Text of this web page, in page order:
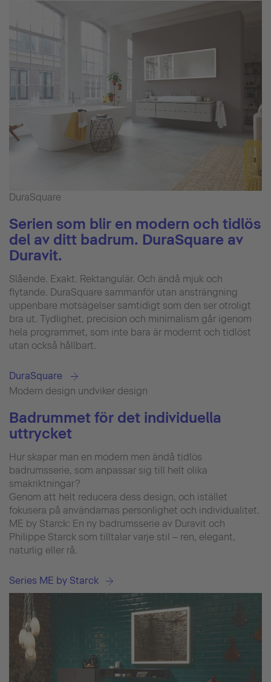
DuraSquare
Serien som blir en modern och tidlös
del av ditt badrum. DuraSquare av
Duravit.
Slående. Exakt. Rektangulär. Och ändå mjuk och
flytande. DuraSquare sammanför utan ansträngning
uppenbare motsägelser samtidigt som den ser otroligt
bra ut. Tydlighet, precision och minimalism går igenom
hela programmet, som inte bara är modernt och tidlöst
utan också hållbart.
DuraSquare
Modern design undviker design
Badrummet för det individuella
uttrycket
Hur skapar man en modern men ändå tidlös
badrumsserie, som anpassar sig till helt olika
smakriktningar?
Genom att helt reducera dess design, och istället
fokusera på användarnas personlighet och individualitet.
ME by Starck: En ny badrumsserie av Duravit och
Philippe Starck som tilltalar varje stil – ren, elegant,
naturlig eller rå.
Series ME by Starck